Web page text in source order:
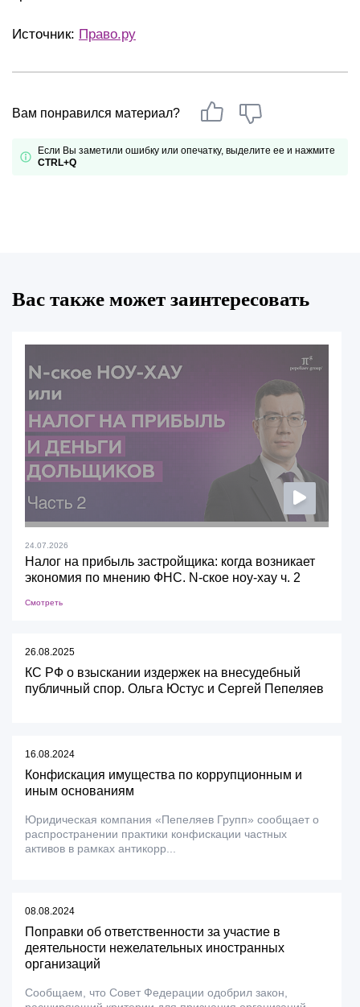
Источник: Право.ру
Вам понравился материал?
Если Вы заметили ошибку или опечатку, выделите ее и нажмите
CTRL+Q
Вас также может заинтересовать
24.07.2026
Налог на прибыль застройщика: когда возникает
экономия по мнению ФНС. N-ское ноу-хау ч. 2
Смотреть
26.08.2025
КС РФ о взыскании издержек на внесудебный
публичный спор. Ольга Юстус и Сергей Пепеляев
16.08.2024
Конфискация имущества по коррупционным и
иным основаниям
Юридическая компания «Пепеляев Групп» сообщает о
распространении практики конфискации частных
активов в рамках антикорр...
08.08.2024
Поправки об ответственности за участие в
деятельности нежелательных иностранных
организаций
Сообщаем, что Совет Федерации одобрил закон,